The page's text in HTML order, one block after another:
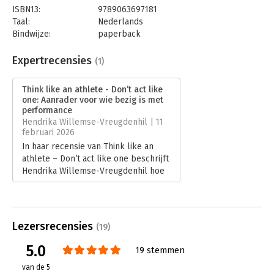
“Mentale veerkracht onderscheidt kampioenen. Joosts boek,
vol geweldige voorbeelden, is onmisbaar voor coaches die dit
bij atleten willen versterken.” — Hugo Haak, Tweevoudig coach
erg belangrijk voor mij, iets waar ik dagelijks mee bezig was en
nog steeds ben!” — Ranomi Kromowidjojo, Drievoudig
Olympisch kampioen zwemmen
ISBN13:
9789063697181
Taal:
Nederlands
Bindwijze:
paperback
Uitgever:
BIS Publishers BV
Verschijningsdatum:
Hoofdrubriek: Persoonlijke effectiviteit
Expertrecensies (1)
Think like an athlete - Don’t act like
one: Aanrader voor wie bezig is met
performance
Hendrika Willemse-Vreugdenhil | 11
februari 2026
In haar recensie van Think like an
athlete – Don’t act like one beschrijft
Hendrika Willemse-Vreugdenhil hoe
Joost Pluijms prestaties, identiteit en
Vanuit haar ervaring als topsporter
laat zij zien waarom dit boek geen
handboek is, maar een spiegel voor
iedereen die serieus met
performance en groei bezig is.
Lees verder
Lezersrecensies (19)
5.0
van de 5
19 stemmen